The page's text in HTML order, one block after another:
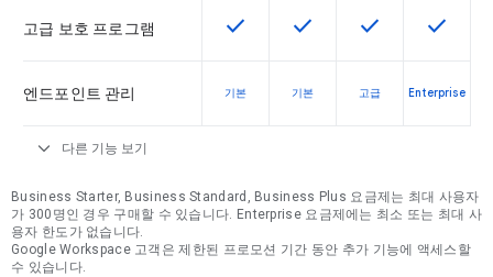
고급 보호 프로그램 이 기능은 SKU에서 사용할 수 있습
check 이 기능은 SKU에서 사용
check 이 기능은 SKU
check 이 기능
check
엔드포인트 관리 기본 기본 고급 Enterprise
expand_more 다른 기능 보기
Business Starter, Business Standard, Business Plus 요금제는 최대 사용자
가 300명인 경우 구매할 수 있습니다. Enterprise 요금제에는 최소 또는 최대 사
용자 한도가 없습니다.
Google Workspace 고객은 제한된 프로모션 기간 동안 추가 기능에 액세스할
수 있습니다.